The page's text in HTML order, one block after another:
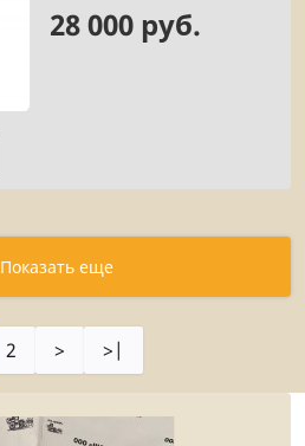
28 000 руб.
Показать еще
2 > >|